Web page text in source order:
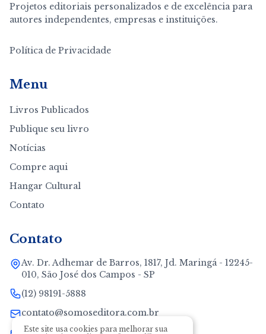
Projetos editoriais personalizados e de excelência para
autores independentes, empresas e instituições.
Política de Privacidade
Menu
Livros Publicados
Publique seu livro
Notícias
Compre aqui
Hangar Cultural
Contato
Contato
Av. Dr. Adhemar de Barros, 1817, Jd. Maringá - 12245-
010, São José dos Campos - SP
(12) 98191-5888
contato@somoseditora.com.br
Este site usa cookies para melhorar sua